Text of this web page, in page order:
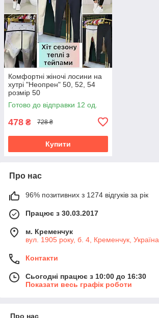
Комфортні жіночі лосини на
хутрі "Неопрен" 50, 52, 54
розмір 50
Готово до відправки 12 од.
478 ₴ 728 ₴
Купити
Про нас
96% позитивних з 1274 відгуків за рік
Працює з 30.03.2017
м. Кременчук
вул. 1905 року, б. 4, Кременчук, Україна
Контакти
Сьогодні працює з 10:00 до 16:30
Показати весь графік роботи
Про нас